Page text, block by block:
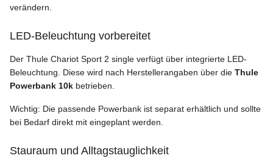
verändern.
LED-Beleuchtung vorbereitet
Der Thule Chariot Sport 2 single verfügt über integrierte LED-
Beleuchtung. Diese wird nach Herstellerangaben über die Thule
Powerbank 10k betrieben.
Wichtig: Die passende Powerbank ist separat erhältlich und sollte
bei Bedarf direkt mit eingeplant werden.
Stauraum und Alltagstauglichkeit